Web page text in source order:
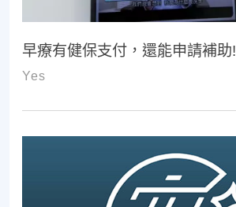
早療有健保支付，還能申請補助!
Yes